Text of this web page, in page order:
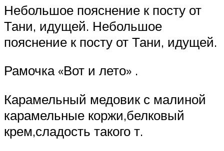
Небольшое пояснение к посту от
Тани, идущей. Небольшое
пояснение к посту от Тани, идущей.
Рамочка «Вот и лето» .
Карамельный медовик с малиной
карамельные коржи,белковый
крем,сладость такого т.